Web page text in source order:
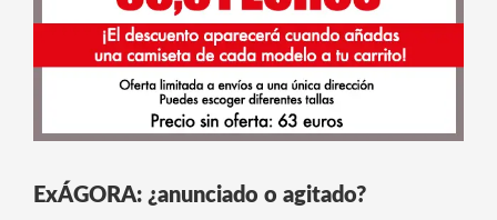
ExÁGORA: ¿anunciado o agitado?